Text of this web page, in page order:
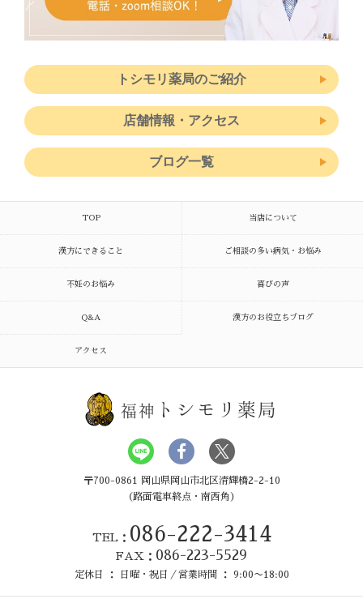
トシモリ薬局のご紹介
店舗情報・アクセス
ブログ一覧
TOP 当店について
漢方にできること ご相談の多い病気・お悩み
不妊のお悩み 喜びの声
Q&A 漢方のお役立ちブログ
アクセス
福神 トシモリ薬局
〒700-0861 岡山県岡山市北区清輝橋2-2-10
（路面電車終点・南西角）
TEL： 086-222-3414
FAX： 086-223-5529
定休日 ： 日曜・祝日／営業時間 ： 9:00〜18:00